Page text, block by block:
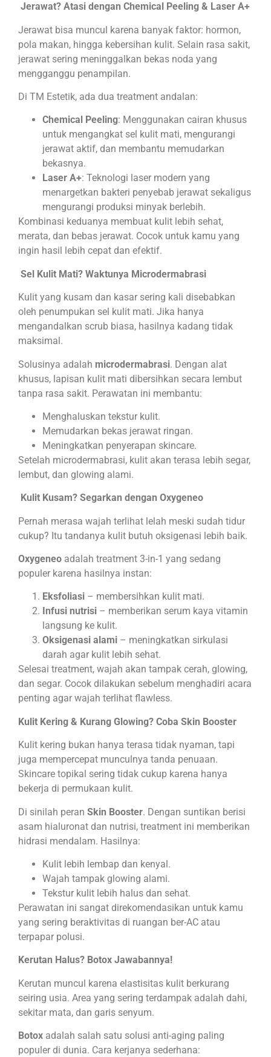
Jerawat? Atasi dengan Chemical Peeling & Laser A+
Jerawat bisa muncul karena banyak faktor: hormon,
pola makan, hingga kebersihan kulit. Selain rasa sakit,
jerawat sering meninggalkan bekas noda yang
mengganggu penampilan.
Di TM Estetik, ada dua treatment andalan:
Chemical Peeling: Menggunakan cairan khusus
untuk mengangkat sel kulit mati, mengurangi
jerawat aktif, dan membantu memudarkan
bekasnya.
Laser A+: Teknologi laser modern yang
menargetkan bakteri penyebab jerawat sekaligus
mengurangi produksi minyak berlebih.
Kombinasi keduanya membuat kulit lebih sehat,
merata, dan bebas jerawat. Cocok untuk kamu yang
ingin hasil lebih cepat dan efektif.
Sel Kulit Mati? Waktunya Microdermabrasi
Kulit yang kusam dan kasar sering kali disebabkan
oleh penumpukan sel kulit mati. Jika hanya
mengandalkan scrub biasa, hasilnya kadang tidak
maksimal.
Solusinya adalah microdermabrasi. Dengan alat
khusus, lapisan kulit mati dibersihkan secara lembut
tanpa rasa sakit. Perawatan ini membantu:
Menghaluskan tekstur kulit.
Memudarkan bekas jerawat ringan.
Meningkatkan penyerapan skincare.
Setelah microdermabrasi, kulit akan terasa lebih segar,
lembut, dan glowing alami.
Kulit Kusam? Segarkan dengan Oxygeneo
Pernah merasa wajah terlihat lelah meski sudah tidur
cukup? Itu tandanya kulit butuh oksigenasi lebih baik.
Oxygeneo adalah treatment 3-in-1 yang sedang
populer karena hasilnya instan:
Eksfoliasi – membersihkan kulit mati.
Infusi nutrisi – memberikan serum kaya vitamin
langsung ke kulit.
Oksigenasi alami – meningkatkan sirkulasi
darah agar kulit lebih sehat.
Selesai treatment, wajah akan tampak cerah, glowing,
dan segar. Cocok dilakukan sebelum menghadiri acara
penting agar wajah terlihat flawless.
Kulit Kering & Kurang Glowing? Coba Skin Booster
Kulit kering bukan hanya terasa tidak nyaman, tapi
juga mempercepat munculnya tanda penuaan.
Skincare topikal sering tidak cukup karena hanya
bekerja di permukaan kulit.
Di sinilah peran Skin Booster. Dengan suntikan berisi
asam hialuronat dan nutrisi, treatment ini memberikan
hidrasi mendalam. Hasilnya:
Kulit lebih lembap dan kenyal.
Wajah tampak glowing alami.
Tekstur kulit lebih halus dan sehat.
Perawatan ini sangat direkomendasikan untuk kamu
yang sering beraktivitas di ruangan ber-AC atau
terpapar polusi.
Kerutan Halus? Botox Jawabannya!
Kerutan muncul karena elastisitas kulit berkurang
seiring usia. Area yang sering terdampak adalah dahi,
sekitar mata, dan garis senyum.
Botox adalah salah satu solusi anti-aging paling
populer di dunia. Cara kerjanya sederhana: